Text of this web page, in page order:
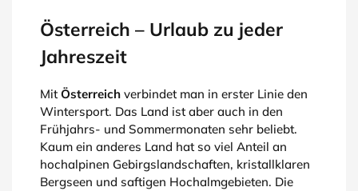
Österreich – Urlaub zu jeder
Jahreszeit
MitÖsterreich verbindet man in erster Linie den
Wintersport. Das Land ist aber auch in den
Frühjahrs- und Sommermonaten sehr beliebt.
Kaum ein anderes Land hat so viel Anteil an
hochalpinen Gebirgslandschaften, kristallklaren
Bergseen und saftigen Hochalmgebieten. Die